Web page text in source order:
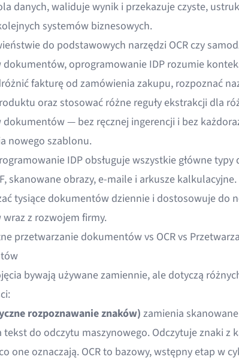
danych, waliduje wynik i przekazuje czyste,
systemów biznesowych.
do podstawowych narzędzi OCR czy
dokumentów, oprogramowanie IDP rozumie
fakturę od zamówienia zakupu, rozpoznać
oraz stosować różne reguły ekstrakcji dla
— bez ręcznej ingerencji i bez
nowego szablonu.
IDP obsługuje wszystkie główne
skanowane obrazy, e-maile i arkusze
tysiące dokumentów dziennie i dostosowuje do
z rozwojem firmy.
przetwarzanie dokumentów vs OCR vs
bywają używane zamiennie, ale dotyczą
rozpoznawanie znaków) zamienia
tekst do odczytu maszynowego. Odczytuje znaki z
one oznaczają. OCR to bazowy, wstępny etap w